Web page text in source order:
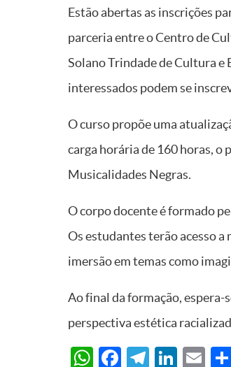
Estão abertas as inscrições
parceria entre o Centro de
Solano Trindade de Cultura e
interessados podem se
O curso propõe uma
carga horária de 160 horas,
Musicalidades Negras.
O corpo docente é formado
Os estudantes terão acesso
imersão em temas como
Ao final da formação,
perspectiva estética
WhatsApp
Facebook
Telegram